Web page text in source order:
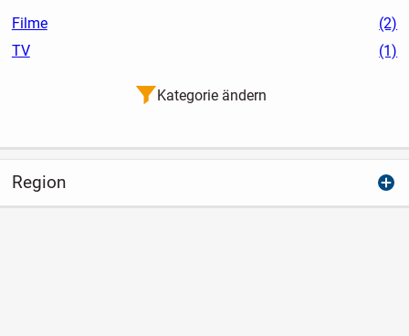
Filme
(2)
TV
(1)
Kategorie ändern
Region